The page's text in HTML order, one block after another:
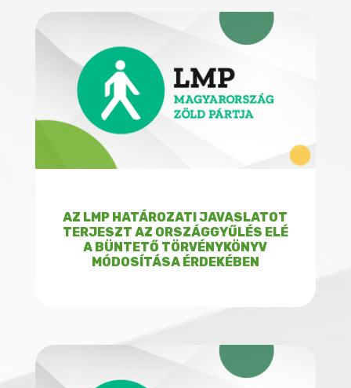
AZ LMP HATÁROZATI JAVASLATOT
TERJESZT AZ ORSZÁGGYŰLÉS ELÉ
A BÜNTETŐ TÖRVÉNYKÖNYV
MÓDOSÍTÁSA ÉRDEKÉBEN